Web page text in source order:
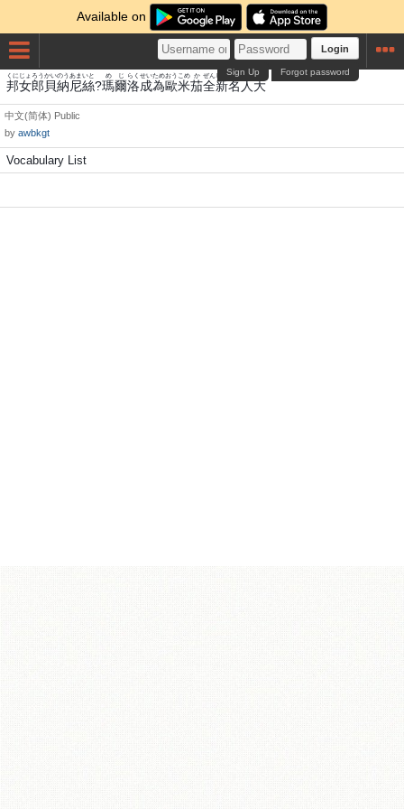
Available on
Login
Forgot password
Sign Up
邦
くに
女郎
じょろう
貝
かい
納
のう
尼
あま
絲
いと
?瑪
め
爾
じ
洛
らく
成
せい
為
ため
歐
おう
米
こめ
茄
か
全
ぜん
新
しん
名人
めいじん
大
だい
中文(简体) Public
by awbkgt
Vocabulary List